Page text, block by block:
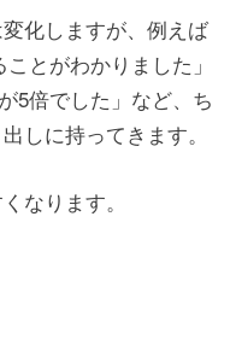
化しますが、例えば
ことがわかりました」
5倍でした」など、ち
しに持ってきます。
なります。